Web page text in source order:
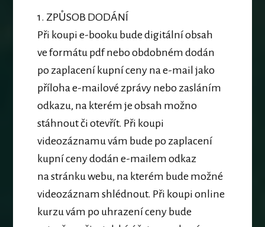
1. ZPŮSOB DODÁNÍ
Při koupi e-booku bude digitální obsah
ve formátu pdf nebo obdobném dodán
po zaplacení kupní ceny na e-mail jako
příloha e-mailové zprávy nebo zasláním
odkazu, na kterém je obsah možno
stáhnout či otevřít. Při koupi
videozáznamu vám bude po zaplacení
kupní ceny dodán e-mailem odkaz
na stránku webu, na kterém bude možné
videozáznam shlédnout. Při koupi online
kurzu vám po uhrazení ceny bude